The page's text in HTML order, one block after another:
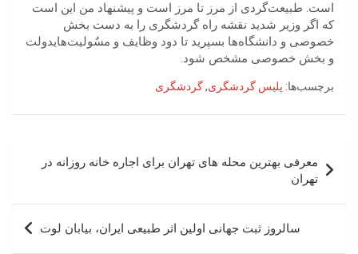
است. طبیعت‌گردی از مرز تا مرز است و پیشنهاد من این است
که اگر وزیر شدید نقشه راه گردشگری را به دست بخش
خصوصی و دانشگاه‌ها بسپرید تا دود وظایف و مسٌولیت‌هایدولت
و بخش خصوصی مشخص شود.
برچسب‌ها: پلیس گردشگری,گردشگری
نوشته
معرفی بهترین محله های تهران برای اجاره خانه روزانه در
تهران
سالروز ثبت جهانی اولین اثر طبیعی ایران، بیابان لوت